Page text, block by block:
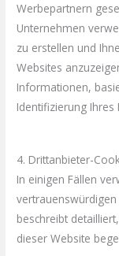
Werbepartnern
Unternehmen
zu erstellen und
Websites
Informationen,
Identifizierung
4. Drittanbieter-
In einigen Fällen
beschreibt
dieser Website